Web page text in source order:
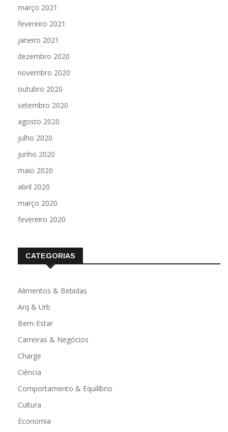
março 2021
fevereiro 2021
janeiro 2021
dezembro 2020
novembro 2020
outubro 2020
setembro 2020
agosto 2020
julho 2020
junho 2020
maio 2020
abril 2020
março 2020
fevereiro 2020
CATEGORIAS
Alimentos & Bebidas
Arq & Urb
Bem-Estar
Carreiras & Negócios
Charge
Ciência
Comportamento & Equilíbrio
Cultura
Economia